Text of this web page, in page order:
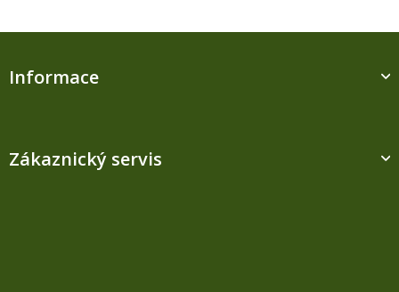
Informace
Zákaznický servis